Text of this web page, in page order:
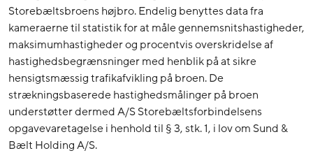
Storebæltsbroens højbro. Endelig benyttes data fra
kameraerne til statistik for at måle gennemsnitshastigheder,
maksimumhastigheder og procentvis overskridelse af
hastighedsbegrænsninger med henblik på at sikre
hensigtsmæssig trafikafvikling på broen. De
strækningsbaserede hastighedsmålinger på broen
understøtter dermed A/S Storebæltsforbindelsens
opgavevaretagelse i henhold til § 3, stk. 1, i lov om Sund &
Bælt Holding A/S.